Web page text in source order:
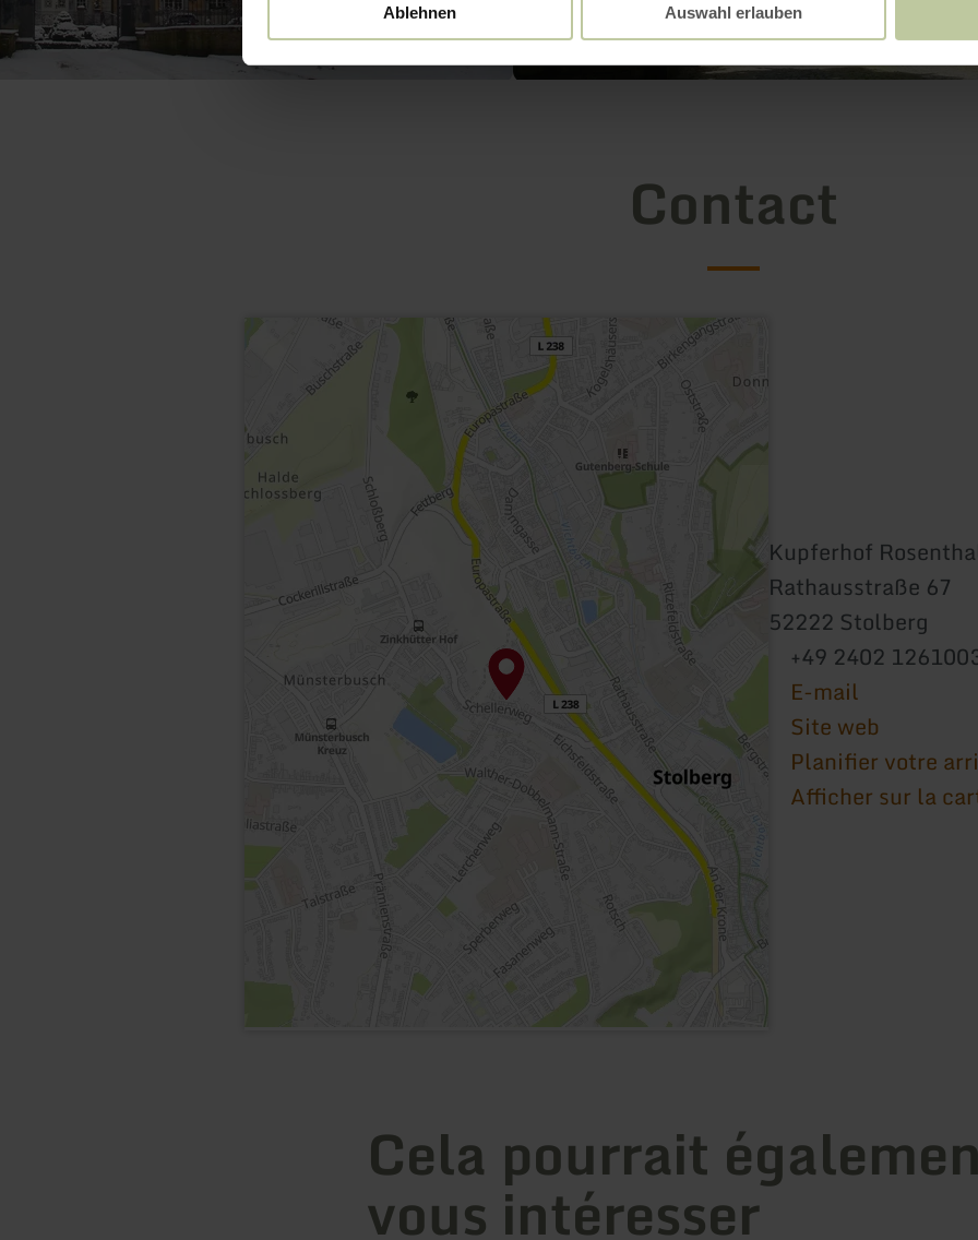
Ablehnen Auswahl erlauben
Contact
Kupferhof
Rathausstraße 67
52222 Stolberg
+49 2402
E-mail
Site web
Planifier votre
Afficher sur la
Cela pourrait
vous intéresser